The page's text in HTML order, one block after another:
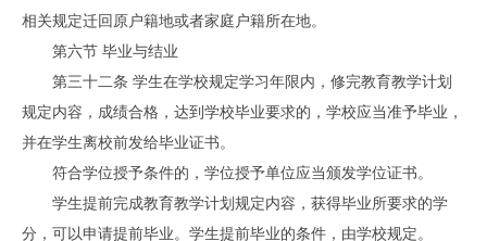
相关规定迁回原户籍地或者家庭户籍所在地。
第六节 毕业与结业
第三十二条 学生在学校规定学习年限内，修完教育教学计划
规定内容，成绩合格，达到学校毕业要求的，学校应当准予毕业，
并在学生离校前发给毕业证书。
符合学位授予条件的，学位授予单位应当颁发学位证书。
学生提前完成教育教学计划规定内容，获得毕业所要求的学
分，可以申请提前毕业。学生提前毕业的条件，由学校规定。